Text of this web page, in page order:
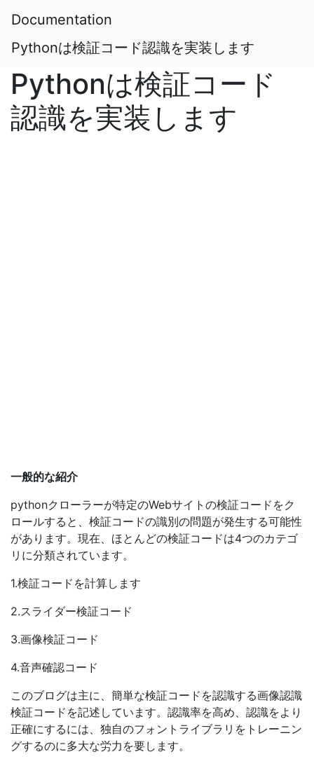
Documentation
Pythonは検証コード認識を実装します
Pythonは検証コード
認識を実装します
一般的な紹介
pythonクローラーが特定のWebサイトの検証コードをク
ロールすると、検証コードの識別の問題が発生する可能性
があります。現在、ほとんどの検証コードは4つのカテゴ
リに分類されています。
1.検証コードを計算します
2.スライダー検証コード
3.画像検証コード
4.音声確認コード
このブログは主に、簡単な検証コードを認識する画像認識
検証コードを記述しています。認識率を高め、認識をより
正確にするには、独自のフォントライブラリをトレーニン
グするのに多大な労力を要します。